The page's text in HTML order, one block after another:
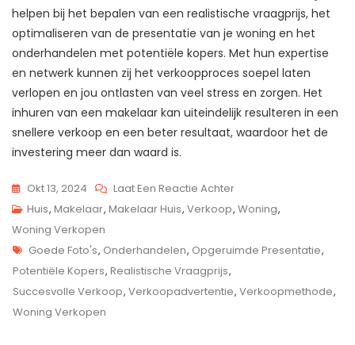
helpen bij het bepalen van een realistische vraagprijs, het
optimaliseren van de presentatie van je woning en het
onderhandelen met potentiële kopers. Met hun expertise
en netwerk kunnen zij het verkoopproces soepel laten
verlopen en jou ontlasten van veel stress en zorgen. Het
inhuren van een makelaar kan uiteindelijk resulteren in een
snellere verkoop en een beter resultaat, waardoor het de
investering meer dan waard is.
Okt 13, 2024 Laat Een Reactie AchterOp
Essentiële
Voor
Succesvolle
Huis, Makelaar, Makelaar Huis, Verkoop, Woning,
Woning Verkopen
Tags
Goede Foto's, Onderhandelen, Opgeruimde Presentatie,
Potentiële Kopers, Realistische Vraagprijs,
Succesvolle Verkoop, Verkoopadvertentie, Verkoopmethode,
Woning Verkopen